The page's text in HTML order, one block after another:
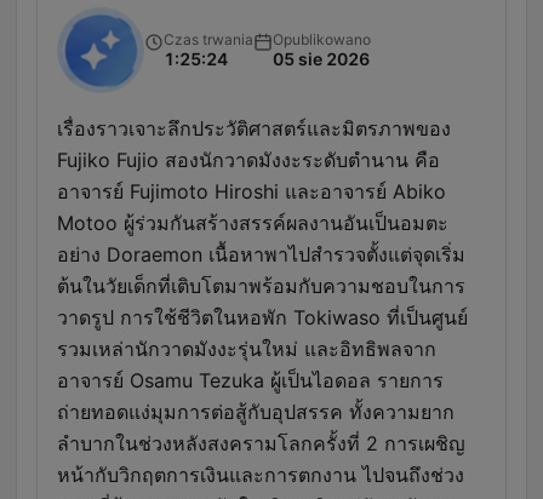
Czas trwania
1:25:24
Opublikowano
05 sie 2026
เรื่องราวเจาะลึกประวัติศาสตร์และมิตรภาพของ
Fujiko Fujio สองนักวาดมังงะระดับตำนาน คือ
อาจารย์ Fujimoto Hiroshi และอาจารย์ Abiko
Motoo ผู้ร่วมกันสร้างสรรค์ผลงานอันเป็นอมตะ
อย่าง Doraemon เนื้อหาพาไปสำรวจตั้งแต่จุดเริ่ม
ต้นในวัยเด็กที่เติบโตมาพร้อมกับความชอบในการ
วาดรูป การใช้ชีวิตในหอพัก Tokiwaso ที่เป็นศูนย์
รวมเหล่านักวาดมังงะรุ่นใหม่ และอิทธิพลจาก
อาจารย์ Osamu Tezuka ผู้เป็นไอดอล รายการ
ถ่ายทอดแง่มุมการต่อสู้กับอุปสรรค ทั้งความยาก
ลำบากในช่วงหลังสงครามโลกครั้งที่ 2 การเผชิญ
หน้ากับวิกฤตการเงินและการตกงาน ไปจนถึงช่วง